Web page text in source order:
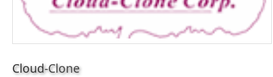
Cloud-Clone